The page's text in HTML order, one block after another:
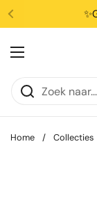
Ga naar content
Menu openen
Home / Collecties